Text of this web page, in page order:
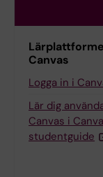
Canvas
Logga in i
Lär dig
Canvas i
studentguide